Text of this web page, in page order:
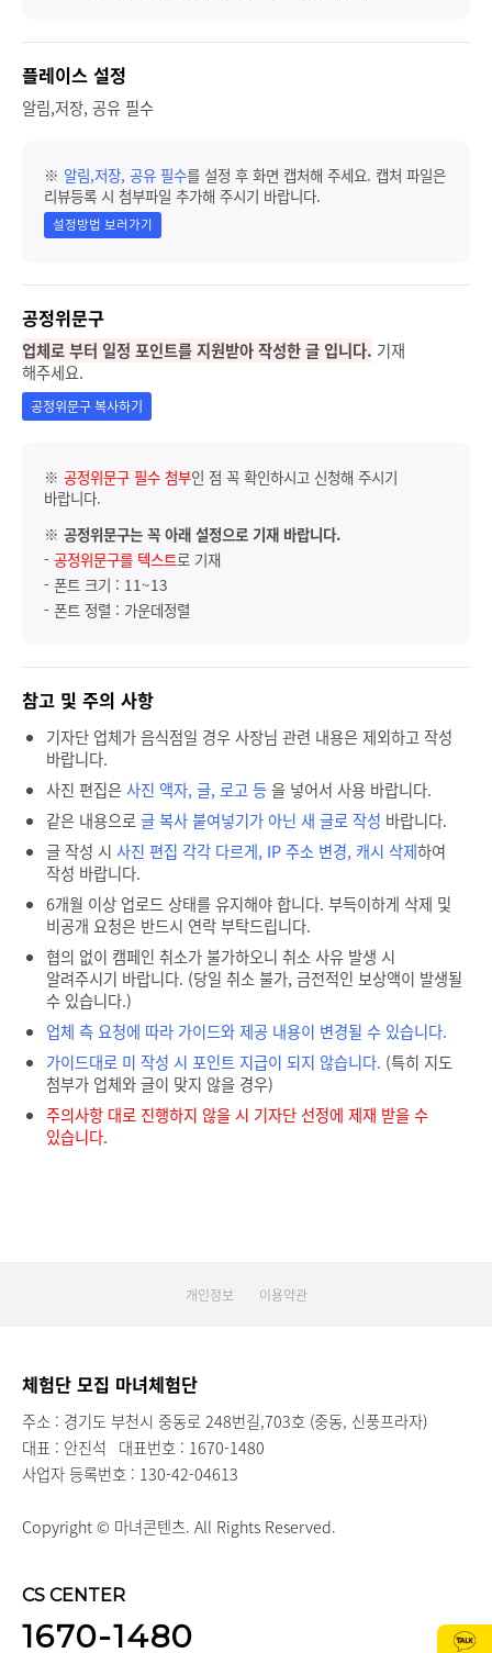
플레이스 설정
알림,저장, 공유 필수
※ 알림,저장, 공유 필수를 설정 후 화면 캡처해 주세요. 캡처 파일은
리뷰등록 시 첨부파일 추가해 주시기 바랍니다.
설정방법 보러가기
공정위문구
업체로 부터 일정 포인트를 지원받아 작성한 글 입니다. 기재
해주세요.
공정위문구 복사하기
※ 공정위문구 필수 첨부인 점 꼭 확인하시고 신청해 주시기
바랍니다.
※ 공정위문구는 꼭 아래 설정으로 기재 바랍니다.
- 공정위문구를 텍스트로 기재
- 폰트 크기 : 11~13
- 폰트 정렬 : 가운데정렬
참고 및 주의 사항
기자단 업체가 음식점일 경우 사장님 관련 내용은 제외하고 작성
바랍니다.
사진 편집은사진 액자, 글, 로고 등을 넣어서 사용 바랍니다.
같은 내용으로글 복사 붙여넣기가 아닌 새 글로 작성 바랍니다.
글 작성 시 사진 편집 각각 다르게, IP 주소 변경, 캐시 삭제하여
작성 바랍니다.
6개월 이상 업로드 상태를 유지해야 합니다. 부득이하게 삭제 및
비공개 요청은 반드시 연락 부탁드립니다.
협의 없이 캠페인 취소가 불가하오니 취소 사유 발생 시
알려주시기 바랍니다. (당일 취소 불가, 금전적인 보상액이 발생될
수 있습니다.)
업체 측 요청에 따라 가이드와 제공 내용이 변경될 수 있습니다.
가이드대로 미 작성 시 포인트 지급이 되지 않습니다. (특히 지도
첨부가 업체와 글이 맞지 않을 경우)
주의사항 대로 진행하지 않을 시 기자단 선정에 제재 받을 수
있습니다.
개인정보 이용약관
체험단 모집 마녀체험단
주소 : 경기도 부천시 중동로 248번길,703호 (중동, 신풍프라자)
대표 : 안진석 대표번호 : 1670-1480
사업자 등록번호 : 130-42-04613
Copyright © 마녀콘텐츠. All Rights Reserved.
CS CENTER
1670-1480